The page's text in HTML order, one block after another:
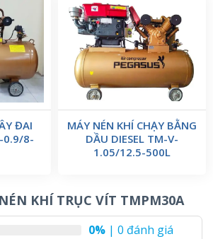
ĐAI
0.9/8-
MÁY NÉN KHÍ CHẠY BẰNG
DẦU DIESEL TM-V-
1.05/12.5-500L
KHÍ TRỤC VÍT TMPM30A
0% | 0 đánh giá